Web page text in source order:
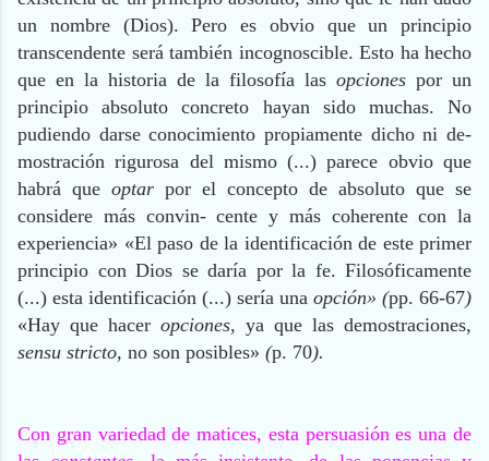
un nombre (Dios). Pero es obvio que un principio
transcendente será también incognoscible. Esto ha hecho
que en la historia de la filosofía las opciones por un
principio absoluto concreto hayan sido muchas. No
pudiendo darse conocimiento propiamente dicho ni de-
mostración rigurosa del mismo (...) parece obvio que
habrá que optar por el concepto de absoluto que se
considere más convin- cente y más coherente con la
experiencia» «El paso de la identificación de este primer
principio con Dios se daría por la fe. Filosóficamente
(...) esta identificación (...) sería una opción» (pp. 66-67)
«Hay que hacer opciones, ya que las demostraciones,
sensu stricto, no son posibles» (p. 70).
Con gran variedad de matices, esta persuasión es una de